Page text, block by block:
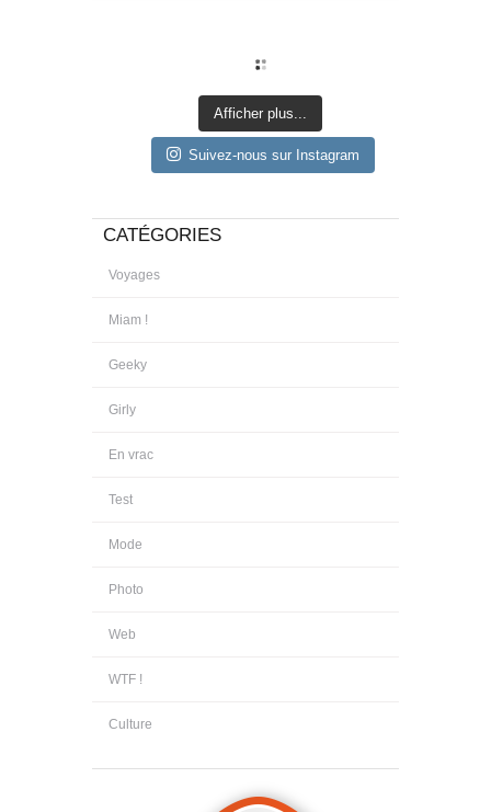
Afficher plus...
Suivez-nous sur Instagram
CATÉGORIES
Voyages
Miam !
Geeky
Girly
En vrac
Test
Mode
Photo
Web
WTF !
Culture